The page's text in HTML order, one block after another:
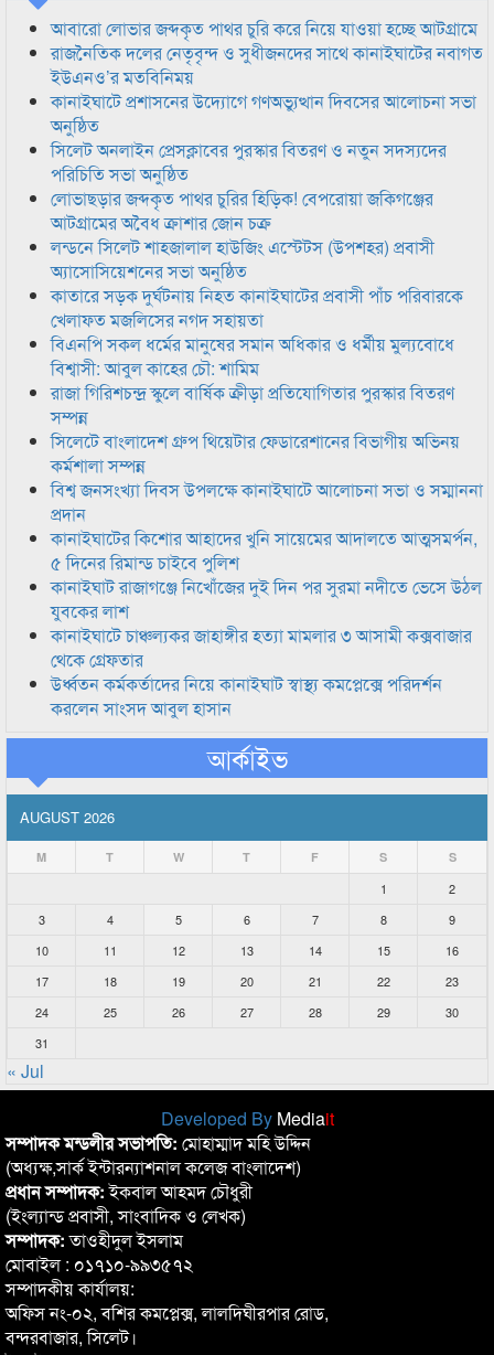
আবারো লোভার জব্দকৃত পাথর চুরি করে নিয়ে যাওয়া হচ্ছে আটগ্রামে
রাজনৈতিক দলের নেতৃবৃন্দ ও সুধীজনদের সাথে কানাইঘাটের নবাগত
ইউএনও’র মতবিনিময়
কানাইঘাটে প্রশাসনের উদ্যোগে গণঅভ্যুত্থান দিবসের আলোচনা সভা
অনুষ্ঠিত
সিলেট অনলাইন প্রেসক্লাবের পুরস্কার বিতরণ ও নতুন সদস্যদের
পরিচিতি সভা অনুষ্ঠিত
লোভাছড়ার জব্দকৃত পাথর চুরির হিড়িক! বেপরোয়া জকিগঞ্জের
আটগ্রামের অবৈধ ক্রাশার জোন চক্র
লন্ডনে সিলেট শাহজালাল হাউজিং এস্টেটস (উপশহর) প্রবাসী
অ্যাসোসিয়েশনের সভা অনুষ্ঠিত
কাতারে সড়ক দুর্ঘটনায় নিহত কানাইঘাটের প্রবাসী পাঁচ পরিবারকে
খেলাফত মজলিসের নগদ সহায়তা
বিএনপি সকল ধর্মের মানুষের সমান অধিকার ও ধর্মীয় মুল্যবোধে
বিশ্বাসী: আবুল কাহের চৌ: শামিম
রাজা গিরিশচন্দ্র স্কুলে বার্ষিক ক্রীড়া প্রতিযোগিতার পুরস্কার বিতরণ
সম্পন্ন
সিলেটে বাংলাদেশ গ্রুপ থিয়েটার ফেডারেশানের বিভাগীয় অভিনয়
কর্মশালা সম্পন্ন
বিশ্ব জনসংখ্যা দিবস উপলক্ষে কানাইঘাটে আলোচনা সভা ও সম্মাননা
প্রদান
কানাইঘাটের কিশোর আহাদের খুনি সায়েমের আদালতে আত্মসমর্পন,
৫ দিনের রিমান্ড চাইবে পুলিশ
কানাইঘাট রাজাগঞ্জে নিখোঁজের দুই দিন পর সুরমা নদীতে ভেসে উঠল
যুবকের লাশ
কানাইঘাটে চাঞ্চল্যকর জাহাঙ্গীর হত্যা মামলার ৩ আসামী কক্সবাজার
থেকে গ্রেফতার
উর্ধ্বতন কর্মকর্তাদের নিয়ে কানাইঘাট স্বাস্থ্য কমপ্লেক্সে পরিদর্শন
করলেন সাংসদ আবুল হাসান
আর্কাইভ
AUGUST 2026
M T W T F S S
1
2
3
4 5 6 7 8
9
10
11 12 13 14 15
16
17
18 19 20 21 22
23
24
25 26 27 28 29
30
31
« Jul
Developed By Mediait
সম্পাদক মন্ডলীর সভাপতি: মোহাম্মাদ মহি উদ্দিন
(অধ্যক্ষ,সার্ক ইন্টারন্যাশনাল কলেজ বাংলাদেশ)
প্রধান সম্পাদক:ইকবাল আহমদ চৌধুরী
(ইংল্যান্ড প্রবাসী, সাংবাদিক ও লেখক)
সম্পাদক:তাওহীদুল ইসলাম
মোবাইল : ০১৭১০-৯৯৩৫৭২
সম্পাদকীয় কার্যালয়:
অফিস নং-০২, বশির কমপ্লেক্স, লালদিঘীরপার রোড,
বন্দরবাজার, সিলেট।